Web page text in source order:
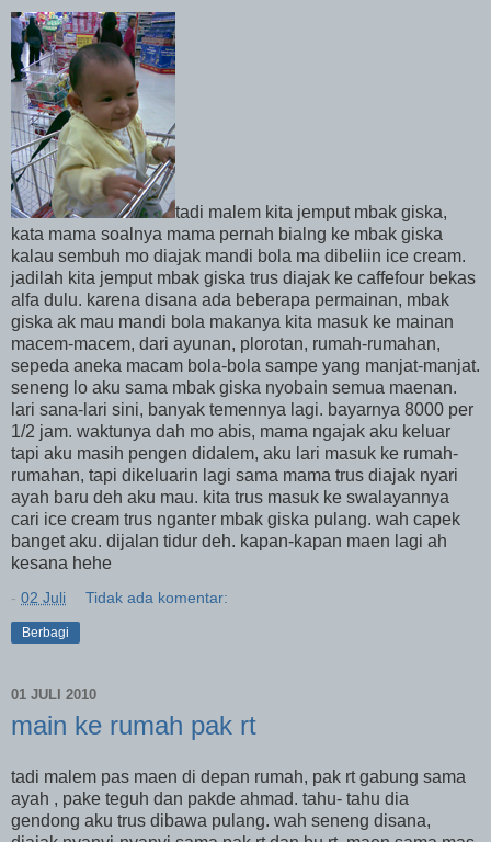
tadi malem kita jemput mbak giska,
kata mama soalnya mama pernah bialng ke mbak giska
kalau sembuh mo diajak mandi bola ma dibeliin ice cream.
jadilah kita jemput mbak giska trus diajak ke caffefour bekas
alfa dulu. karena disana ada beberapa permainan, mbak
giska ak mau mandi bola makanya kita masuk ke mainan
macem-macem, dari ayunan, plorotan, rumah-rumahan,
sepeda aneka macam bola-bola sampe yang manjat-manjat.
seneng lo aku sama mbak giska nyobain semua maenan.
lari sana-lari sini, banyak temennya lagi. bayarnya 8000 per
1/2 jam. waktunya dah mo abis, mama ngajak aku keluar
tapi aku masih pengen didalem, aku lari masuk ke rumah-
rumahan, tapi dikeluarin lagi sama mama trus diajak nyari
ayah baru deh aku mau. kita trus masuk ke swalayannya
cari ice cream trus nganter mbak giska pulang. wah capek
banget aku. dijalan tidur deh. kapan-kapan maen lagi ah
kesana hehe
- 02 Juli Tidak ada komentar:
Berbagi
01 JULI 2010
main ke rumah pak rt
tadi malem pas maen di depan rumah, pak rt gabung sama
ayah , pake teguh dan pakde ahmad. tahu- tahu dia
gendong aku trus dibawa pulang. wah seneng disana,